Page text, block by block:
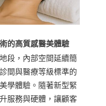
的高質感醫美體驗
段，內部空間延續簡
間與醫療等級標準的
學體驗。隨著新型緊
服務與硬體，讓顧客